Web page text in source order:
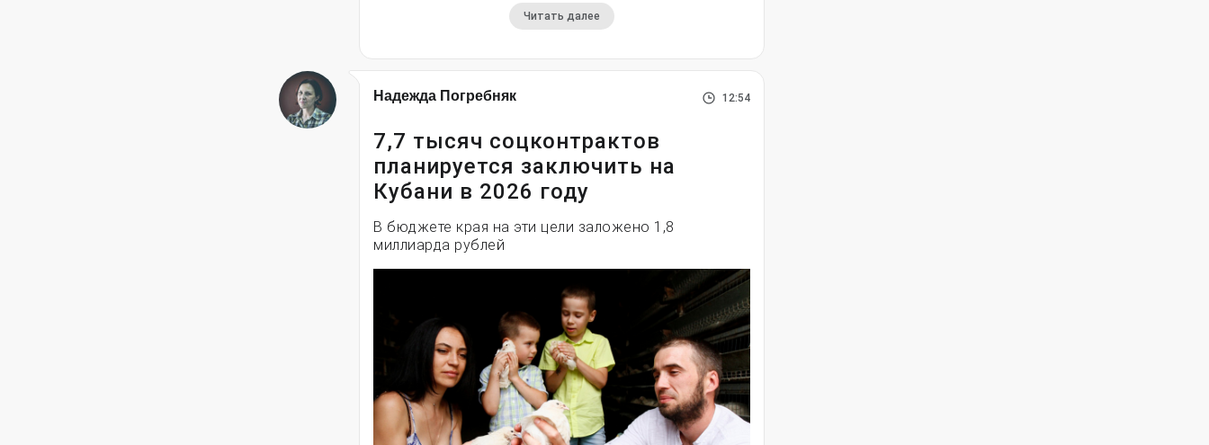
Читать далее
Надежда Погребняк 12:54
7,7 тысяч соцконтрактов
планируется заключить на
Кубани в 2026 году
В бюджете края на эти цели заложено 1,8
миллиарда рублей